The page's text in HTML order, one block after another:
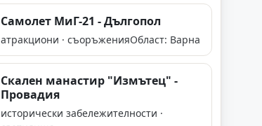
Самолет МиГ-21 - Дългопол
атракциони · съоръженияОбласт: Варна
Скален манастир "Измътец" -
Провадия
исторически забележителности ·